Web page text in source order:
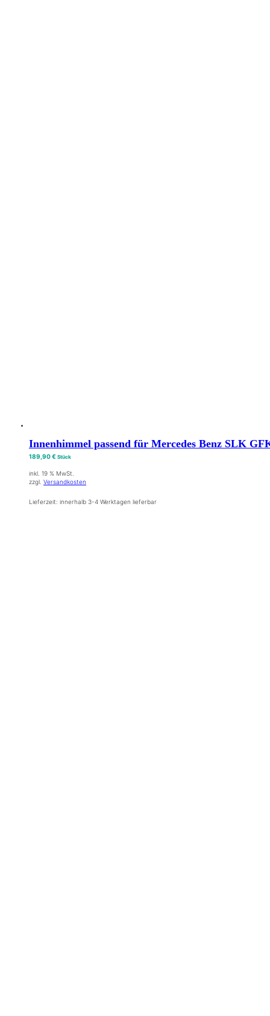
Innenhimmel passend für Mercedes Benz SLK
189,90€ Stück
inkl. 19 % MwSt.
zzgl. Versandkosten
Lieferzeit: innerhalb 3-4 Werktagen lieferbar